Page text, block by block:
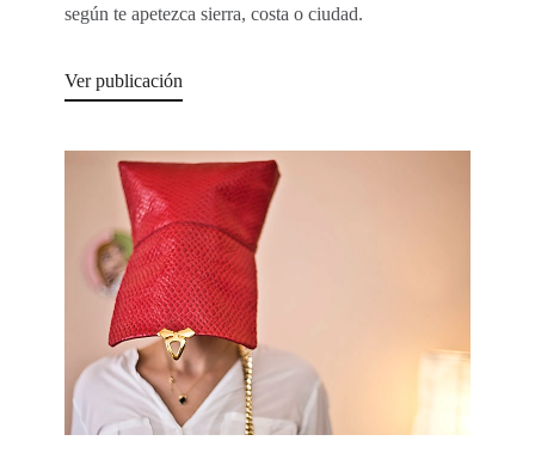
según te apetezca sierra, costa o ciudad.
Ver publicación